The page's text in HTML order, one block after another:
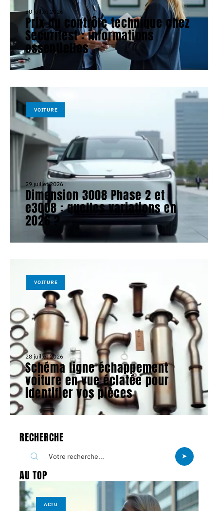
30 juillet 2026
Prix du contrôle technique chez
Securitest : informations
essentielles
VOITURE
29 juillet 2026
Dimension 3008 Phase 2 et
e3008 : quelles variations en
2026 ?
VOITURE
28 juillet 2026
Schéma ligne échappement
voiture en vue éclatée pour
identifier vos pièces
RECHERCHE
AU TOP
ACTU